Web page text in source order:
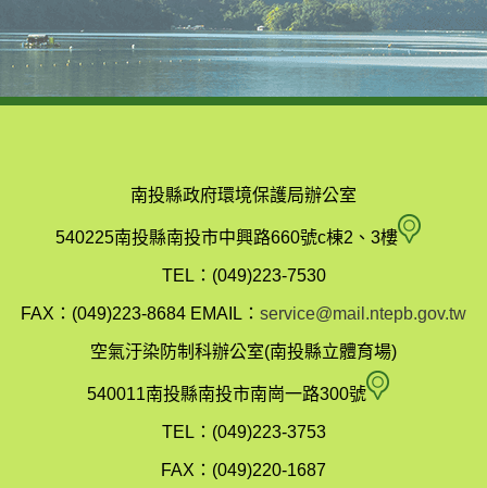
南投縣政府環境保護局辦公室
540225南投縣南投市中興路660號c棟2、3樓 南
縣
TEL：(049)223-7530
FAX：(049)223-8684 EMAIL： service@mail.ntepb.gov.tw
空氣汙染防制科辦公室(南投縣立體育場)
540011南投縣南投市南崗一路300號 空
TEL：(049)223-3753
FAX：(049)220-1687